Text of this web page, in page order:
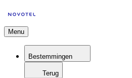
Menu
Bestemmingen
Terug